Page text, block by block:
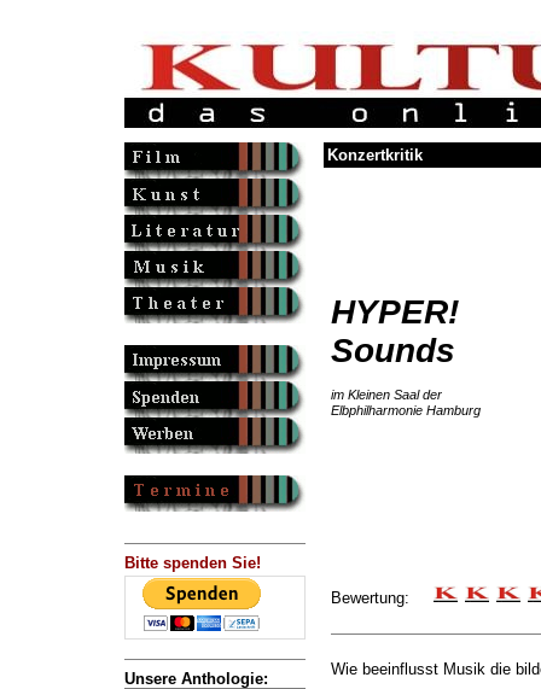
Bitte spenden Sie!
Unsere Anthologie:
Konzertkritik
HYPER!
Sounds
im Kleinen Saal der
Elbphilharmonie Hamburg
Bewertung:
Wie beeinflusst Musik die